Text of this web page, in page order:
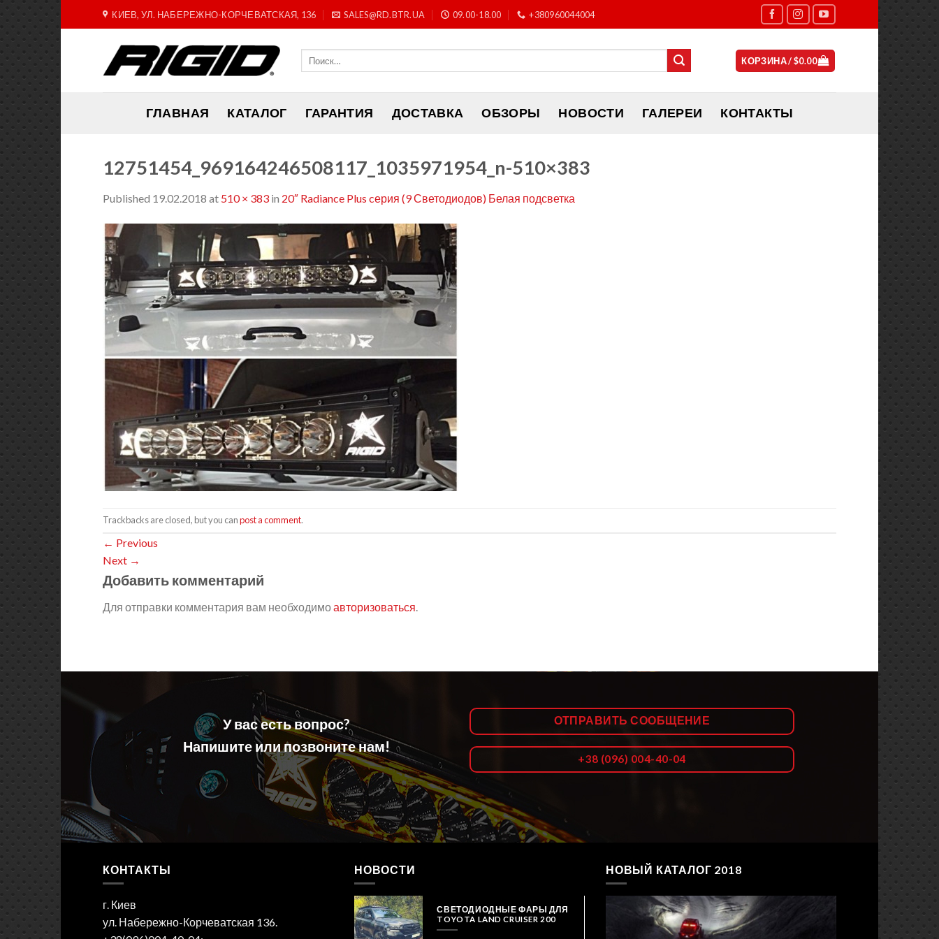
to
КИЕВ, УЛ. НАБЕРЕЖНО-КОРЧЕВАТСКАЯ, 136 SALES@RD.BTR.UA 09.00-18.00 +380960044004
КОРЗИНА /$0.00
ГЛАВНАЯ КАТАЛОГ ГАРАНТИЯ ДОСТАВКА ОБЗОРЫ НОВОСТИ ГАЛЕРЕИ КОНТАКТЫ
12751454_969164246508117_1035971954_n-510×383
Published 19.02.2018 at 510 × 383 in 20″ Radiance Plus cерия (9 Светодиодов) Белая подсветка
Trackbacks are closed, but you canpost a comment.
← Previous
Next →
Добавить комментарий
Для отправки комментария вам необходимоавторизоваться
У вас есть вопрос?
Напишите или позвоните нам!
ОТПРАВИТЬ СООБЩЕНИЕ
+38 (096) 004-40-04
КОНТАКТЫ
г. Киев
ул. Набережно-Корчеватская 136.
НОВОСТИ
СВЕТОДИОДНЫЕ ФАРЫ ДЛЯ
TOYOTA LAND CRUISER 200
НОВЫЙ КАТАЛОГ 2018